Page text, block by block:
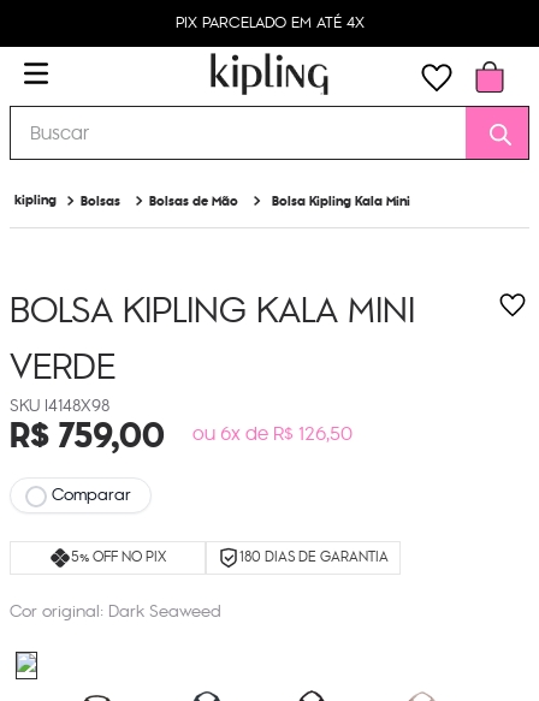
PIX PARCELADO EM ATÉ 4X
Buscar
Bolsas Bolsas de Mão Bolsa Kipling Kala Mini
BOLSA KIPLING KALA MINI
VERDE
I4148X98
R$759,00 ou 6x de R$ 126,50
Comparar
5% OFF NO PIX 180 DIAS DE GARANTIA
Cor original: Dark Seaweed